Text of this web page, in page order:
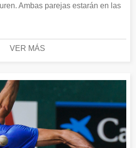
Ambas parejas estarán en las
VER MÁS